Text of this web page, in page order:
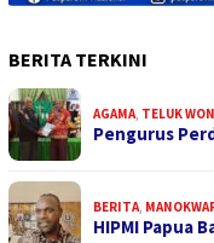
BERITA TERKINI
AGAMA TELUK
Pengurus
BERITA
HIPMI Papua